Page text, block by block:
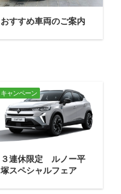
おすすめ車両のご案内
キャンペーン
３連休限定 ルノー平
塚スペシャルフェア